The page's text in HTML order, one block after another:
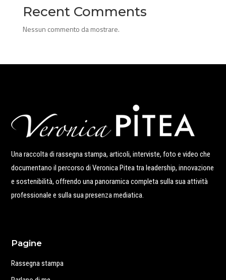
Recent Comments
Nessun commento da mostrare.
Una raccolta di rassegna stampa, articoli, interviste, foto e video che
documentano il percorso di Veronica Pitea tra leadership, innovazione
e sostenibilità, offrendo una panoramica completa sulla sua attività
professionale e sulla sua presenza mediatica.
Pagine
Rassegna stampa